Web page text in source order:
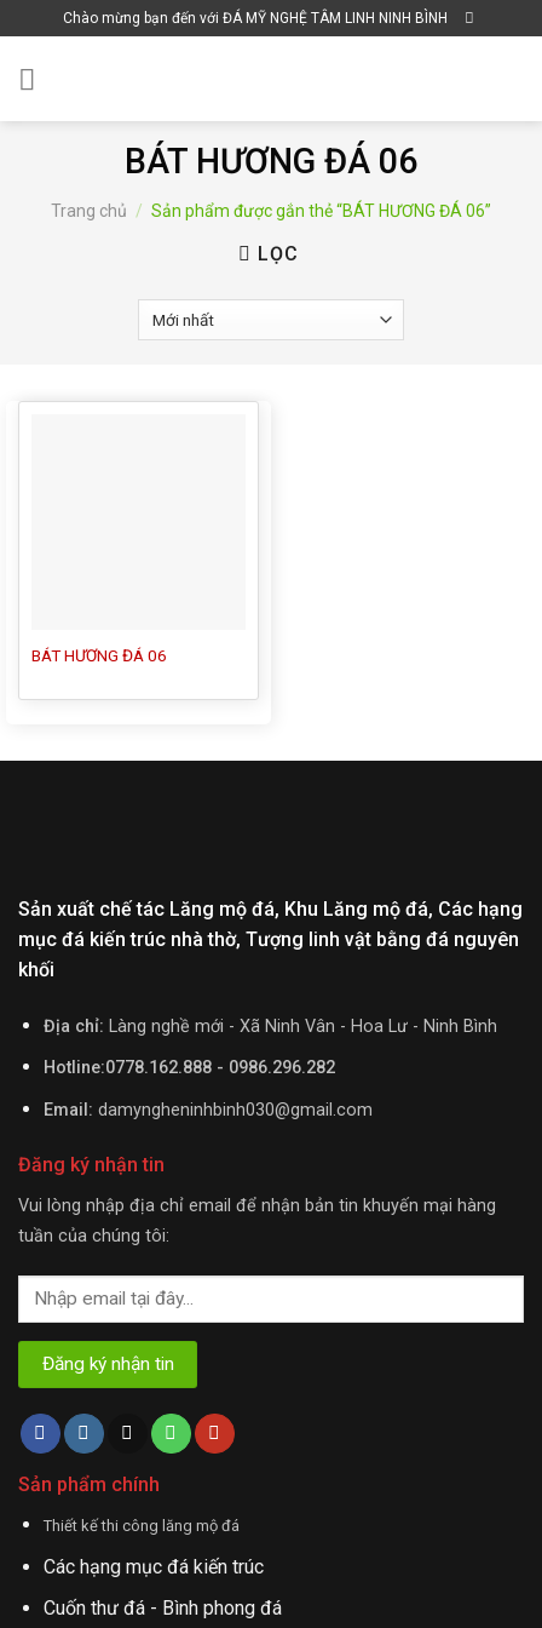
to
content
Chào mừng bạn đến với ĐÁ MỸ NGHỆ TÂM LINH NINH BÌNH
BÁT HƯƠNG ĐÁ 06
Trang chủ / Sản phẩm được gắn thẻ “BÁT HƯƠNG ĐÁ 06”
LỌC
BÁT HƯƠNG ĐÁ 06
Sản xuất chế tác Lăng mộ đá, Khu Lăng mộ đá, Các hạng
mục đá kiến trúc nhà thờ, Tượng linh vật bằng đá nguyên
khối
Địa chỉ: Làng nghề mới - Xã Ninh Vân - Hoa Lư - Ninh Bình
Hotline:0778.162.888 - 0986.296.282
Email: damyngheninhbinh030@gmail.com
Đăng ký nhận tin
Vui lòng nhập địa chỉ email để nhận bản tin khuyến mại hàng
tuần của chúng tôi:
Sản phẩm chính
Thiết kế thi công lăng mộ đá
Các hạng mục đá kiến trúc
Cuốn thư đá - Bình phong đá